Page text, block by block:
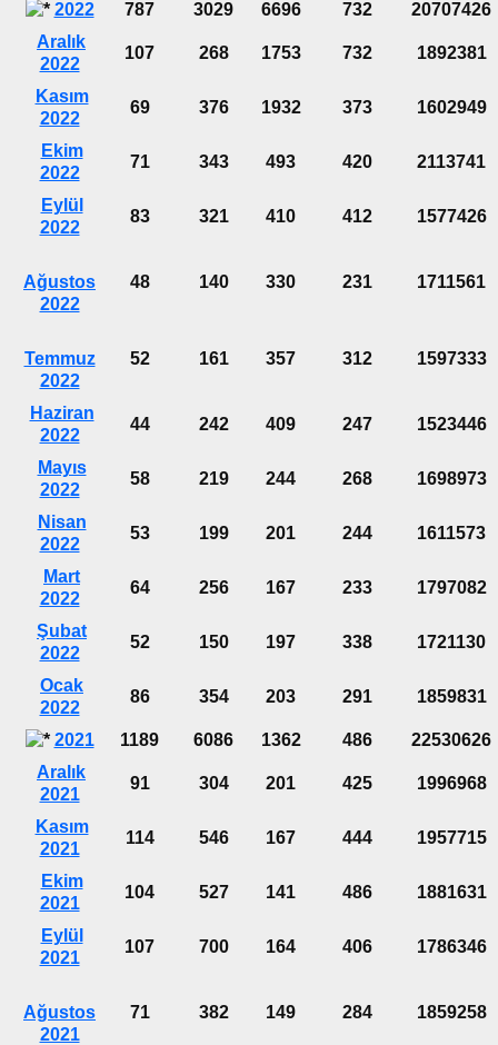
2022 787 3029 6696 732
20707426
Aralık
2022
107 268 1753 732 1892381
Kasım
2022
69 376 1932 373 1602949
Ekim
2022
71 343 493 420 2113741
Eylül
2022
83 321 410 412 1577426
Ağustos
2022
48 140 330 231 1711561
Temmuz
2022
52 161 357 312 1597333
Haziran
2022
44 242 409 247 1523446
Mayıs
2022
58 219 244 268 1698973
Nisan
2022
53 199 201 244 1611573
Mart
2022
64 256 167 233 1797082
Şubat
2022
52 150 197 338 1721130
Ocak
2022
86 354 203 291 1859831
2021 1189 6086 1362 486
22530626
Aralık
2021
91 304 201 425 1996968
Kasım
2021
114 546 167 444 1957715
Ekim
2021
104 527 141 486 1881631
Eylül
2021
107 700 164 406 1786346
Ağustos
2021
71 382 149 284 1859258